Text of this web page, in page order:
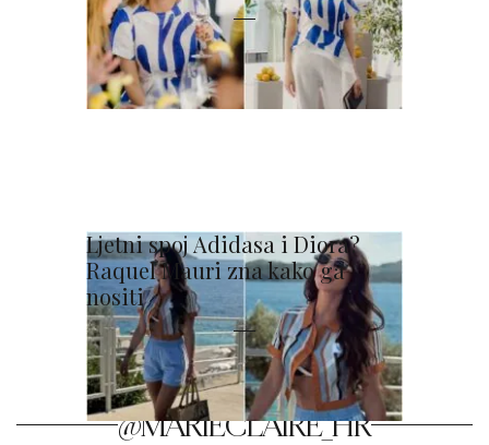
Ljetni spoj Adidasa i Diora?
Raquel Mauri zna kako ga
nositi
@MARIECLAIRE_HR